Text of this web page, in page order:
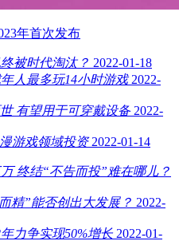
年首次发布
被时代淘汰？ 2022-01-18
人最多玩14小时游戏 2022-
有望用于可穿戴设备 2022-
游戏领域投资 2022-01-14
终结“不告而投”难在哪儿？
精”能否创出大发展？ 2022-
力争实现50%增长 2022-01-